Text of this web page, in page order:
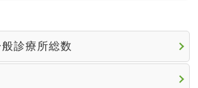
診療所総数